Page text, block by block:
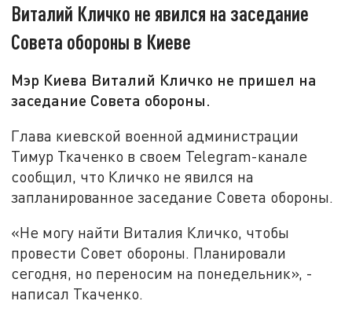
Виталий Кличко не явился на заседание
Совета обороны в Киеве
Мэр Киева Виталий Кличко не пришел на
заседание Совета обороны.
Глава киевской военной администрации
Тимур Ткаченко в своем Telegram-канале
сообщил, что Кличко не явился на
запланированное заседание Совета обороны.
«Не могу найти Виталия Кличко, чтобы
провести Совет обороны. Планировали
сегодня, но переносим на понедельник», -
написал Ткаченко.